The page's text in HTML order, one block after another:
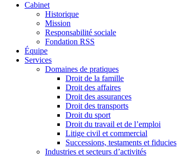
Cabinet
Historique
Mission
Responsabilité sociale
Fondation RSS
Équipe
Services
Domaines de pratiques
Droit de la famille
Droit des affaires
Droit des assurances
Droit des transports
Droit du sport
Droit du travail et de l’emploi
Litige civil et commercial
Successions, testaments et fiducies
Industries et secteurs d’activités